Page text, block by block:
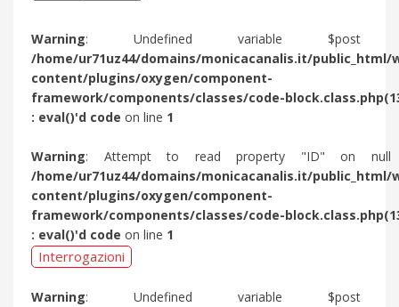
Warning: Undefined variable $post
/home/ur71uz44/domains/monicacanalis.it/public_html/
content/plugins/oxygen/component-
framework/components/classes/code-
: eval()'d code on line 1
Warning: Attempt to read property "ID" on
/home/ur71uz44/domains/monicacanalis.it/public_html/
content/plugins/oxygen/component-
framework/components/classes/code-
: eval()'d code on line 1
Interrogazioni
Warning: Undefined variable $post